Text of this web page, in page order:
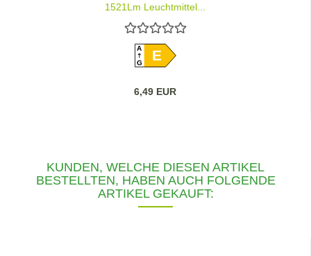
1521Lm Leuchtmittel...
A
GE
6,49 EUR
KUNDEN, WELCHE DIESEN ARTIKEL
BESTELLTEN, HABEN AUCH FOLGENDE
ARTIKEL GEKAUFT: